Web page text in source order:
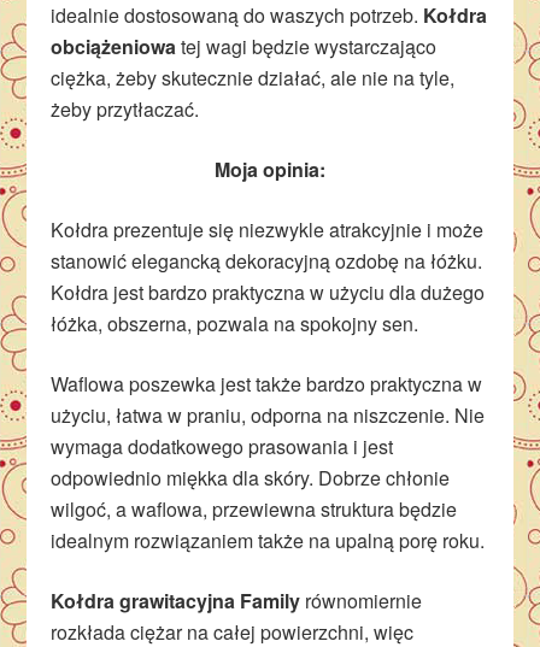
idealnie dostosowaną do waszych potrzeb. Kołdra
obciążeniowatej wagi będzie wystarczająco
ciężka, żeby skutecznie działać, ale nie na tyle,
żeby przytłaczać.
Moja opinia:
Kołdra prezentuje się niezwykle atrakcyjnie i może
stanowić elegancką dekoracyjną ozdobę na łóżku.
Kołdra jest bardzo praktyczna w użyciu dla dużego
łóżka, obszerna, pozwala na spokojny sen.
Waflowa poszewka jest także bardzo praktyczna w
użyciu, łatwa w praniu, odporna na niszczenie. Nie
wymaga dodatkowego prasowania i jest
odpowiednio miękka dla skóry. Dobrze chłonie
wilgoć, a waflowa, przewiewna struktura będzie
idealnym rozwiązaniem także na upalną porę roku.
Kołdra grawitacyjna Family równomiernie
rozkłada ciężar na całej powierzchni, więc